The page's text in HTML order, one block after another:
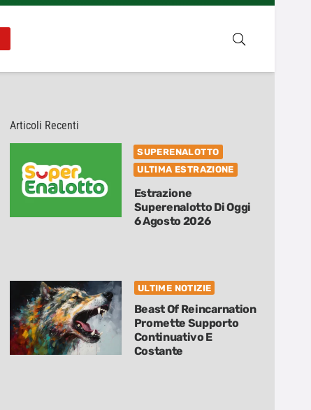
Articoli Recenti
SUPERENALOTTO
ULTIMA ESTRAZIONE
Estrazione
Superenalotto Di Oggi
6 Agosto 2026
ULTIME NOTIZIE
Beast Of Reincarnation
Promette Supporto
Continuativo E
Costante